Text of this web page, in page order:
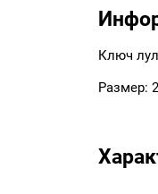
Ключ
Размер: